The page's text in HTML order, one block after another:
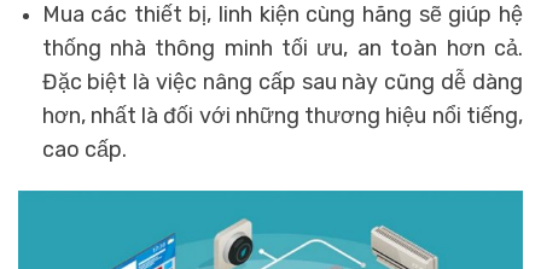
Mua các thiết bị, linh kiện cùng hãng sẽ giúp hệ
thống nhà thông minh tối ưu, an toàn hơn cả.
Đặc biệt là việc nâng cấp sau này cũng dễ dàng
hơn, nhất là đối với những thương hiệu nổi tiếng,
cao cấp.